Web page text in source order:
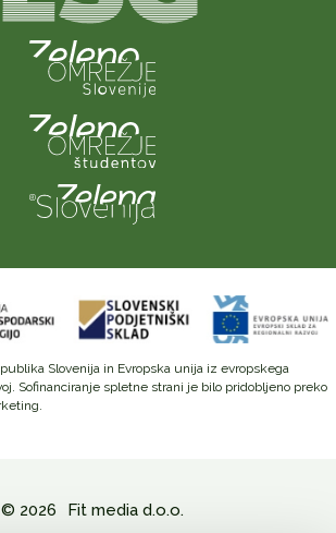
Slovenija in Evropska unija iz evropskega
Sofinanciranje spletne strani je bilo pridobljeno preko
© 2026 Fit media d.o.o.